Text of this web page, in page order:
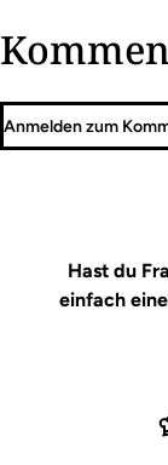
Anmelden zum
Hast du
einfach